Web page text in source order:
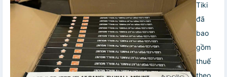
Tiki
đã
bao
gồm
thuế